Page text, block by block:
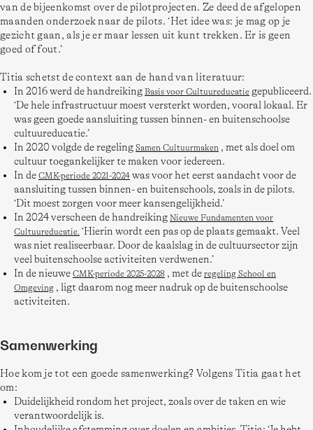
van de bijeenkomst over de pilotprojecten. Ze deed de afgelopen
maanden onderzoek naar de pilots. ‘Het idee was: je mag op je
gezicht gaan, als je er maar lessen uit kunt trekken. Er is geen
Titia schetst de context aan de hand van literatuur:
In 2016 werd de handreiking Basis voor Cultuureducatie gepubliceerd.
‘De hele infrastructuur moest versterkt worden, vooral lokaal. Er
was geen goede aansluiting tussen binnen- en buitenschoolse
cultuureducatie.’
In 2020 volgde de regeling Samen Cultuurmaken , met als doel om
cultuur toegankelijker te maken voor iedereen.
In de CMK-periode 2021-2024 was voor het eerst aandacht voor de
aansluiting tussen binnen- en buitenschools, zoals in de pilots.
‘Dit moest zorgen voor meer kansengelijkheid.’
In 2024 verscheen de handreiking Nieuwe Fundamenten voor
Cultuureducatie. ‘Hierin wordt een pas op de plaats gemaakt. Veel
was niet realiseerbaar. Door de kaalslag in de cultuursector zijn
veel buitenschoolse activiteiten verdwenen.’
In de nieuwe CMK-periode 2025-2028 , met de regeling School en
Omgeving , ligt daarom nog meer nadruk op de buitenschoolse
activiteiten.
Samenwerking
Hoe kom je tot een goede samenwerking? Volgens Titia gaat het
om:
Duidelijkheid rondom het project, zoals over de taken en wie
verantwoordelijk is.